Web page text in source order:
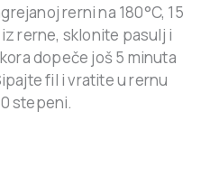
rerni na 180°C, 15
rerne, sklonite pasulj i
dopeče još 5 minuta
fil i vratite u rernu
stepeni.